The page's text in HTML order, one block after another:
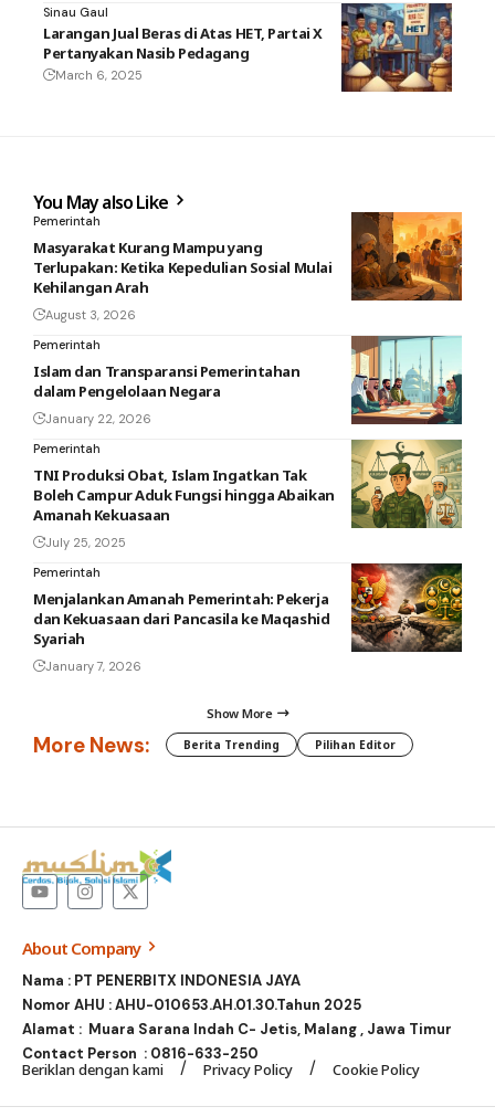
Sinau Gaul
Larangan Jual Beras di Atas HET, Partai X
Pertanyakan Nasib Pedagang
March 6, 2025
You May also Like
Pemerintah
Masyarakat Kurang Mampu yang
Terlupakan: Ketika Kepedulian Sosial Mulai
Kehilangan Arah
August 3, 2026
Pemerintah
Islam dan Transparansi Pemerintahan
dalam Pengelolaan Negara
January 22, 2026
Pemerintah
TNI Produksi Obat, Islam Ingatkan Tak
Boleh Campur Aduk Fungsi hingga Abaikan
Amanah Kekuasaan
July 25, 2025
Pemerintah
Menjalankan Amanah Pemerintah: Pekerja
dan Kekuasaan dari Pancasila ke Maqashid
Syariah
January 7, 2026
Show More
More News: Berita Trending Pilihan Editor
About Company
Nama : PT PENERBITX INDONESIA JAYA
Nomor AHU : AHU-010653.AH.01.30.Tahun 2025
Alamat : Muara Sarana Indah C- Jetis, Malang , Jawa Timur
Contact Person : 0816-633-250
Beriklan dengan kami Privacy Policy Cookie Policy